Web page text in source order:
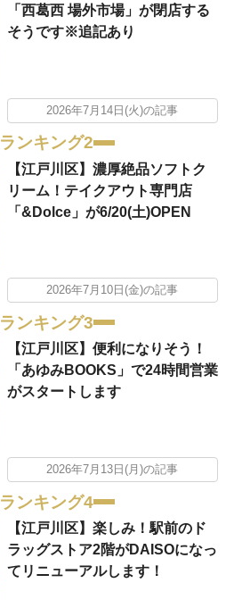
「西葛西 場外市場」が閉店する
そうです※追記あり
2026年7月14日(火)の記事
ランキング2
【江戸川区】濃厚絶品ソフトク
リーム！テイクアウト専門店
「&Dolce」が6/20(土)OPEN
2026年7月10日(金)の記事
ランキング3
【江戸川区】便利になりそう！
「あゆみBOOKS」で24時間営業
がスタートします
2026年7月13日(月)の記事
ランキング4
【江戸川区】楽しみ！駅前のド
ラッグストア2階がDAISOになっ
てリニューアルします！